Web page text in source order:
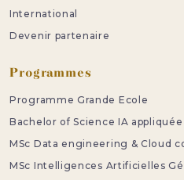
International
Devenir partenaire
Programmes
Programme Grande Ecole
Bachelor of Science IA appliquée
MSc Data engineering & Cloud
MSc Intelligences Artificielles